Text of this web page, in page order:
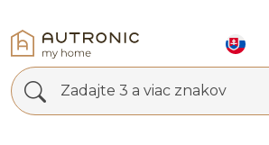
Zadajte 3 a viac znakov